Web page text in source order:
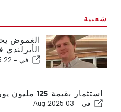
شعبية
الغموض
في - 22 Aug 2025
استثمار بقيمة 125 مليون يورو في تطوير الغارف
في - 03 Aug 2025